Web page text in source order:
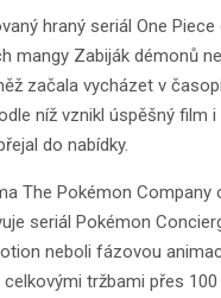
hraný seriál One Piece
mangy Zabiják démonů
začala vycházet v
níž vznikl úspěšný film
do nabídky.
The Pokémon Company
seriál Pokémon
neboli fázovou
tržbami přes